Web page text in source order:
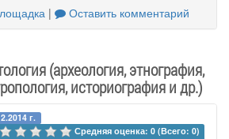
| Оставить комментарий
(археология, этнография,
историография и др.)
г.
Средняя оценка: 0 (Всего: 0)